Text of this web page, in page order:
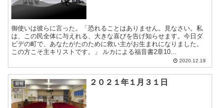
御使いは彼らに言った。「恐れることはありません。見なさい。私
は、この民全体に与えれる、大きな喜びを告げ知らせます。今日ダ
ビデの町で、あなたがたのために救い主がお生まれになりました。
この方こそ主キリストです。」 ルカによる福音書2章10...
2020.12.19
週報 ２０２１年１月３１日